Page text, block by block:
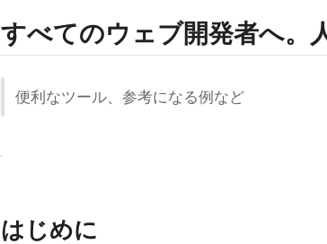
すべてのウェブ開発者へ
便利なツール、参考になる例など
はじめに